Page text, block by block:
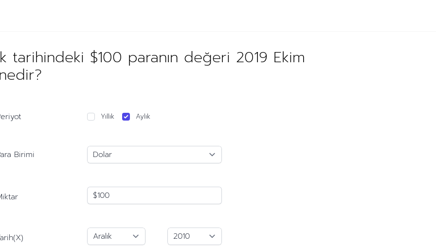
tarihindeki $100 paranın değeri 2019 Ekim
Yıllık Aylık
Birimi